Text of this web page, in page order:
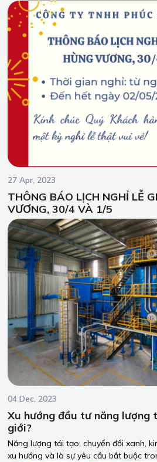
dành cho những doanh nghiệp thực
trong năm 2023.
27 Apr, 2023
THÔNG BÁO LỊCH NGHỈ LỄ
VƯƠNG, 30/4 VÀ 1/5
04 Dec, 2023
Xu hướng đầu tư năng
giới?
Năng lượng tái tạo, chuyển đổi xanh,
xu hướng và là sự yêu cầu bắt buộc